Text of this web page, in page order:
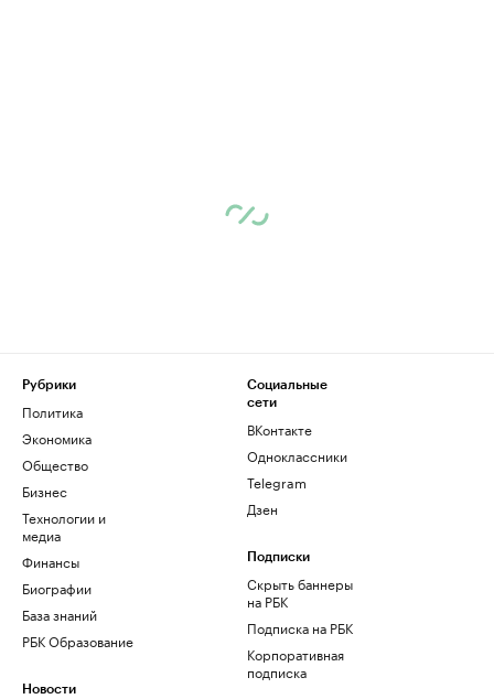
Рубрики
Политика
Экономика
Общество
Бизнес
Технологии и
медиа
Финансы
Биографии
База знаний
РБК Образование
Новости
Социальные
сети
ВКонтакте
Одноклассники
Telegram
Дзен
Подписки
Скрыть баннеры
на РБК
Подписка на РБК
Корпоративная
подписка